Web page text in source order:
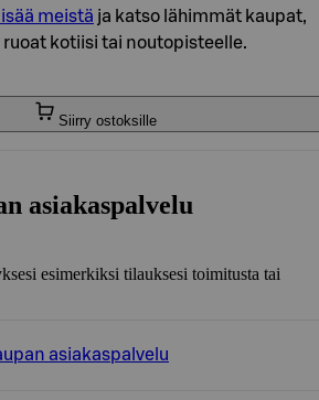
meistä ja katso lähimmät kaupat,
kotiisi tai noutopisteelle.
Siirry ostoksille
asiakaspalvelu
esimerkiksi tilauksesi toimitusta tai
asiakaspalvelu